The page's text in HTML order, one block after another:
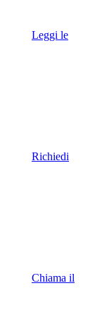
Leggi le
Richiedi
Chiama il